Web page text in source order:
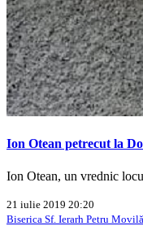
Ion Otean petrecut la
Ion Otean, un vrednic
21 iulie 2019 20:20
Biserica Sf. Ierarh Petru Movilă